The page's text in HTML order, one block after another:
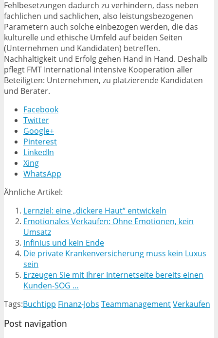
Fehlbesetzungen dadurch zu verhindern, dass neben
fachlichen und sachlichen, also leistungsbezogenen
Parametern auch solche einbezogen werden, die das
kulturelle und ethische Umfeld auf beiden Seiten
(Unternehmen und Kandidaten) betreffen.
Nachhaltigkeit und Erfolg gehen Hand in Hand. Deshalb
pflegt FMT International intensive Kooperation aller
Beteiligten: Unternehmen, zu platzierende Kandidaten
und Berater.
Facebook
Twitter
Google+
Pinterest
LinkedIn
Xing
WhatsApp
Ähnliche Artikel:
Lernziel: eine „dickere Haut“ entwickeln
Emotionales Verkaufen: Ohne Emotionen, kein
Umsatz
Infinius und kein Ende
Die private Krankenversicherung muss kein Luxus
sein
Erzeugen Sie mit Ihrer Internetseite bereits einen
Kunden-SOG …
Tags:Buchtipp Finanz-Jobs TeammanagementVerkaufen
Post navigation